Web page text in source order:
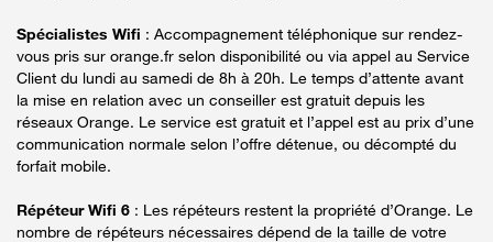
Spécialistes Wifi : Accompagnement téléphonique sur rendez-
vous pris sur orange.fr selon disponibilité ou via appel au Service
Client du lundi au samedi de 8h à 20h. Le temps d’attente avant
la mise en relation avec un conseiller est gratuit depuis les
réseaux Orange. Le service est gratuit et l’appel est au prix d’une
communication normale selon l’offre détenue, ou décompté du
forfait mobile.
Répéteur Wifi 6 : Les répéteurs restent la propriété d’Orange. Le
nombre de répéteurs nécessaires dépend de la taille de votre